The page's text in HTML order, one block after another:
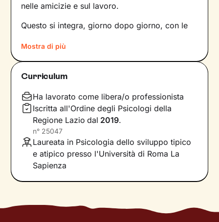
nelle amicizie e sul lavoro.
Questo si integra, giorno dopo giorno, con le
influire sulle emozioni che proviamo, sui
comportamenti che mettiamo in atto e sul
modo in cui comunichiamo. Il risultato è una
noi, con la nostra individualità.
Sul ponte che si crea tra il mondo interno e
quello esterno si inserisce il lavoro che faremo
insieme, che andrà a comprendere nel passato
della tua storia e a ricostruire ciò che fa parte
del tuo presente. La voglia di cambiamento
sarà la motivazione necessaria per muovere i
primi passi lungo un percorso che ti porterà
Ti guiderò a scoprire le tue risorse interiori e a
Mostra di più
Curriculum
Ha lavorato come libera/o professionista
Iscritta all'Ordine degli Psicologi della
Regione Lazio dal 2019.
n° 25047
Laureata in Psicologia dello sviluppo tipico
e atipico presso l'Università di Roma La
Sapienza